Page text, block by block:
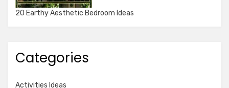
20 Earthy Aesthetic Bedroom Ideas
Categories
Activities Ideas